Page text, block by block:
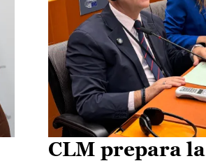
CLM prepara la